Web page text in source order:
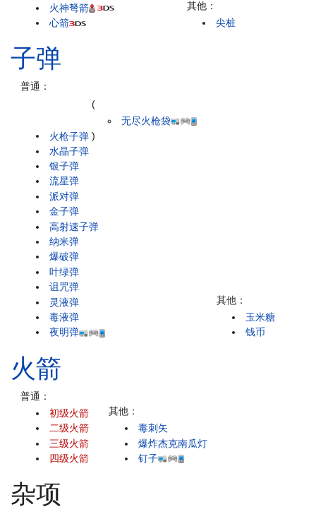
火神弩箭
心箭
其他：
尖桩
子弹
普通：
火枪子弹
(
无尽火枪袋
)
水晶子弹
银子弹
流星弹
派对弹
金子弹
高射速子弹
纳米弹
爆破弹
叶绿弹
诅咒弹
灵液弹
毒液弹
夜明弹
其他：
玉米糖
钱币
火箭
普通：
初级火箭
二级火箭
三级火箭
四级火箭
其他：
毒刺矢
爆炸杰克南瓜灯
钉子
杂项